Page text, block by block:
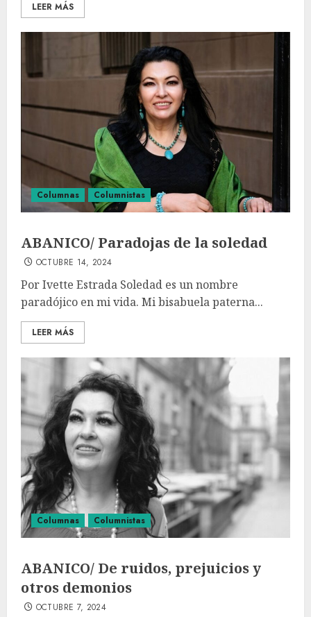
LEER MÁS
Columnas Columnistas
ABANICO/ Paradojas de la soledad
OCTUBRE 14, 2024
Por Ivette Estrada Soledad es un nombre
paradójico en mi vida. Mi bisabuela paterna...
LEER MÁS
Columnas Columnistas
ABANICO/ De ruidos, prejuicios y
otros demonios
OCTUBRE 7, 2024